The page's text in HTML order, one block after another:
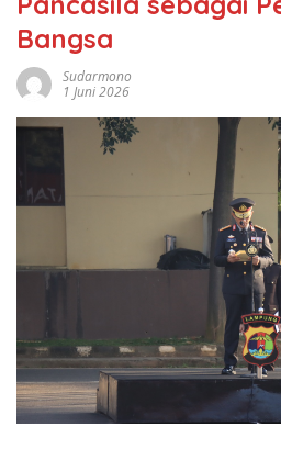
Bangsa
Sudarmono
1 Juni 2026